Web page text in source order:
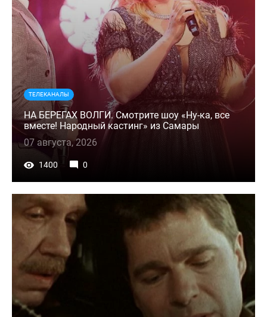
ТЕЛЕКАНАЛЫ
НА БЕРЕГАХ ВОЛГИ. Смотрите шоу «Ну-ка, все
вместе! Народный кастинг» из Самары
07 августа, 2026
1400 0